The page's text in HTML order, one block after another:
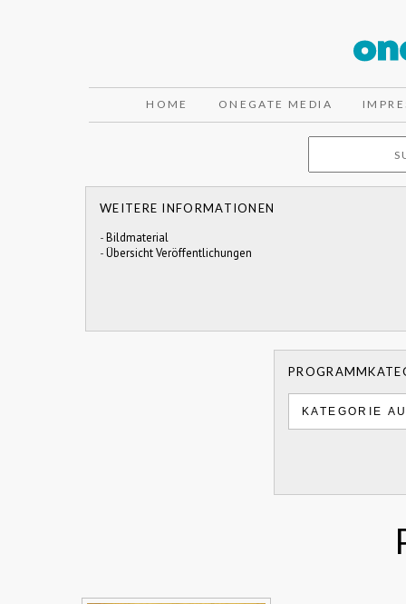
HOME ONEGATE MEDIA
WEITERE INFORMATIONEN
-Bildmaterial
-Übersicht Veröffentlichungen